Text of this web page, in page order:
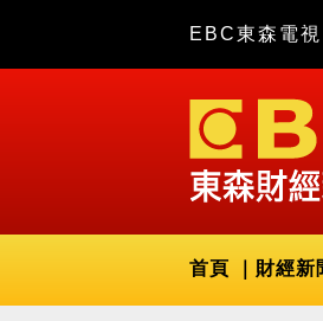
EBC東森電視
首頁 財經新